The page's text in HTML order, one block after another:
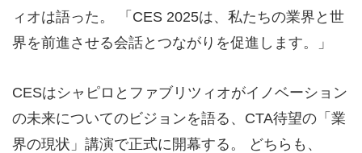
ィオは語った。 「CES 2025は、私たちの業界と世
界を前進させる会話とつながりを促進します。」
CESはシャピロとファブリツィオがイノベーション
の未来についてのビジョンを語る、CTA待望の「業
界の現状」講演で正式に開幕する。 どちらも、